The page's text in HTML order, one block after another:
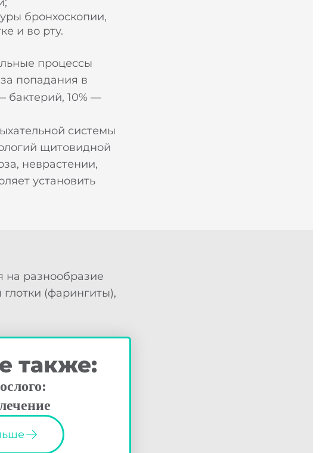
бронхоскопии,
и во рту.
процессы
попадания в
бактерий, 10% —
системы
щитовидной
неврастении,
установить
на разнообразие
(фарингиты),
также: